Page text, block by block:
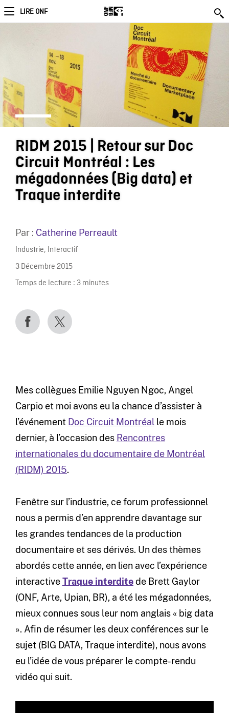
LIRE ONF
RIDM 2015 | Retour sur Doc
Circuit Montréal : Les
mégadonnées (Big data) et
Traque interdite
Par : Catherine Perreault
Industrie, Interactif
3 Décembre 2015
Temps de lecture : 3 minutes
Mes collègues Emilie Nguyen Ngoc, Angel
Carpio et moi avons eu la chance d’assister à
l’événement Doc Circuit Montréalle mois
dernier, à l’occasion des Rencontres
internationales du documentaire de Montréal
(RIDM) 2015.
Fenêtre sur l’industrie, ce forum professionnel
nous a permis d’en apprendre davantage sur
les grandes tendances de la production
documentaire et ses dérivés. Un des thèmes
abordés cette année, en lien avec l’expérience
interactiveTraque interditede Brett Gaylor
(ONF, Arte, Upian, BR), a été les mégadonnées,
mieux connues sous leur nom anglais « big data
». Afin de résumer les deux conférences sur le
sujet (BIG DATA, Traque interdite), nous avons
eu l’idée de vous préparer le compte-rendu
vidéo qui suit.